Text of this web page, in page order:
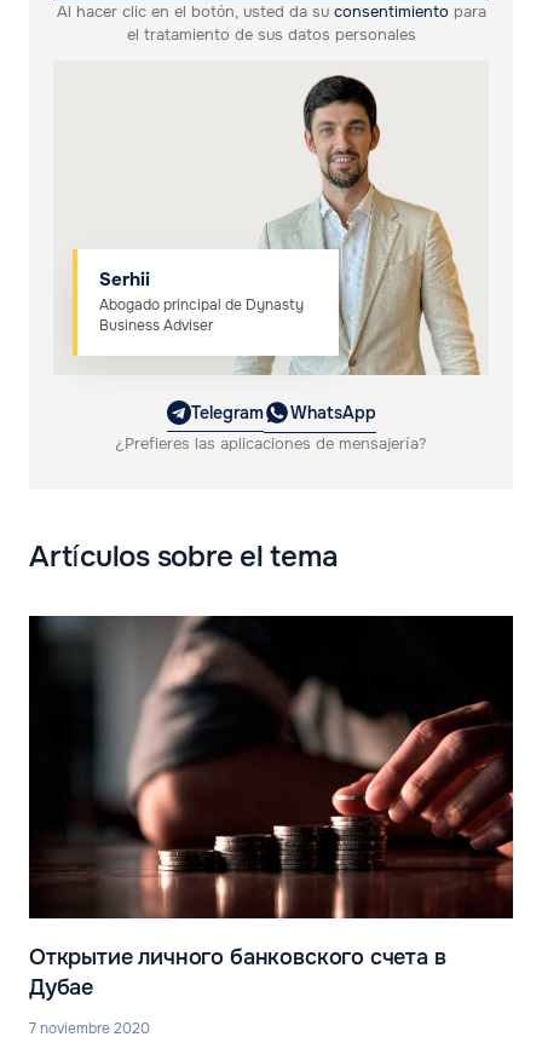
Al hacer clic en el botón, usted da su consentimiento para
el tratamiento de sus datos personales
Telegram WhatsApp
¿Prefieres las aplicaciones de mensajería?
Serhii
Abogado principal de Dynasty
Business Adviser
Artículos sobre el tema
Открытие личного банковского счета в
Дубае
7 noviembre 2020